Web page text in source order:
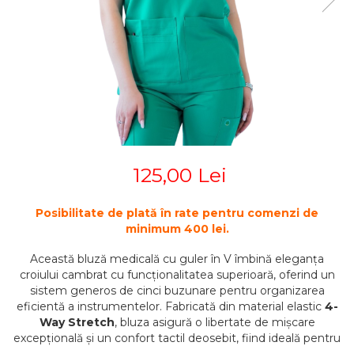
ORTEZE PENTRU MEMBRUL
ORTEZE PENTRU COLOANA
PROTEZA EXTERNA DE SAN
SUSTINATORI PLANTARI
PRODUSE ABENA
SALTELE ANTIESCARE
SCAUNE DE DUS
SCAUNE DE TOALETA
STETOSCOAPE LITTMANN
TENSIOMETRE
125,00 Lei
Posibilitate de plată în rate pentru comenzi de
minimum 400 lei.
Această bluză medicală cu guler în V îmbină eleganța
croiului cambrat cu funcționalitatea superioară, oferind un
sistem generos de cinci buzunare pentru organizarea
eficientă a instrumentelor. Fabricată din material elastic 4-
Way Stretch, bluza asigură o libertate de mișcare
excepțională și un confort tactil deosebit, fiind ideală pentru